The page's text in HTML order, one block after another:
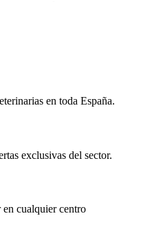
en toda España.
exclusivas del sector.
cualquier centro